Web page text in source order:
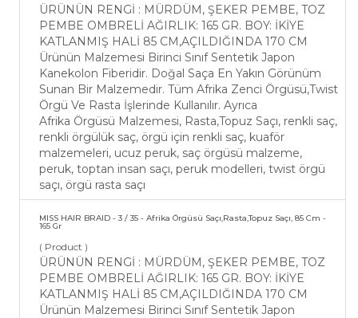
ÜRÜNÜN RENGİ : MÜRDÜM, ŞEKER PEMBE, TOZ
PEMBE OMBRELİ AĞIRLIK: 165 GR. BOY: İKİYE
KATLANMIŞ HALİ 85 CM,AÇILDIĞINDA 170 CM
Ürünün Malzemesi Birinci Sınıf Sentetik Japon
Kanekolon Fiberidir. Doğal Saça En Yakın Görünüm
Sunan Bir Malzemedir. Tüm Afrika Zenci Örgüsü,Twist
Örgü Ve Rasta İşlerinde Kullanılır. Ayrıca
Afrika Örgüsü Malzemesi, Rasta,Topuz Saçı, renkli saç,
renkli örgülük saç, örgü için renkli saç, kuaför
malzemeleri, ucuz peruk, saç örgüsü malzeme,
peruk, toptan insan saçı, peruk modelleri, twist örgü
saçı, örgü rasta saçı
MISS HAIR BRAID - 3 / 35 - Afrika Örgüsü Saçı,Rasta,Topuz Saçı, 85 Cm -
165 Gr
( Product )
ÜRÜNÜN RENGİ : MÜRDÜM, ŞEKER PEMBE, TOZ
PEMBE OMBRELİ AĞIRLIK: 165 GR. BOY: İKİYE
KATLANMIŞ HALİ 85 CM,AÇILDIĞINDA 170 CM
Ürünün Malzemesi Birinci Sınıf Sentetik Japon